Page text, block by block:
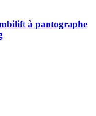
à pantographe